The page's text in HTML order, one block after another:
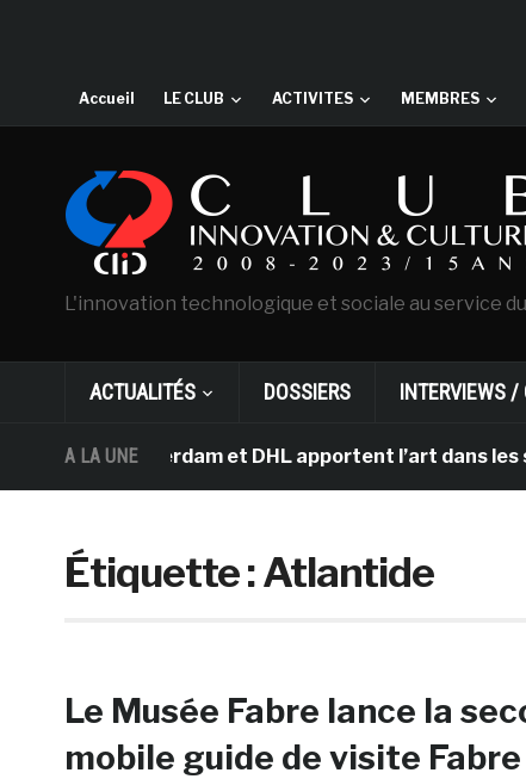
Accueil LE CLUB ACTIVITES MEMBRES
L'innovation technologique et sociale au service
ACTUALITÉS DOSSIERS INTERVIEWS /
A LA UNE
d’Amsterdam et DHL apportent l’art dans les
Étiquette :Atlantide
Le Musée Fabre lance la
mobile guide de visite